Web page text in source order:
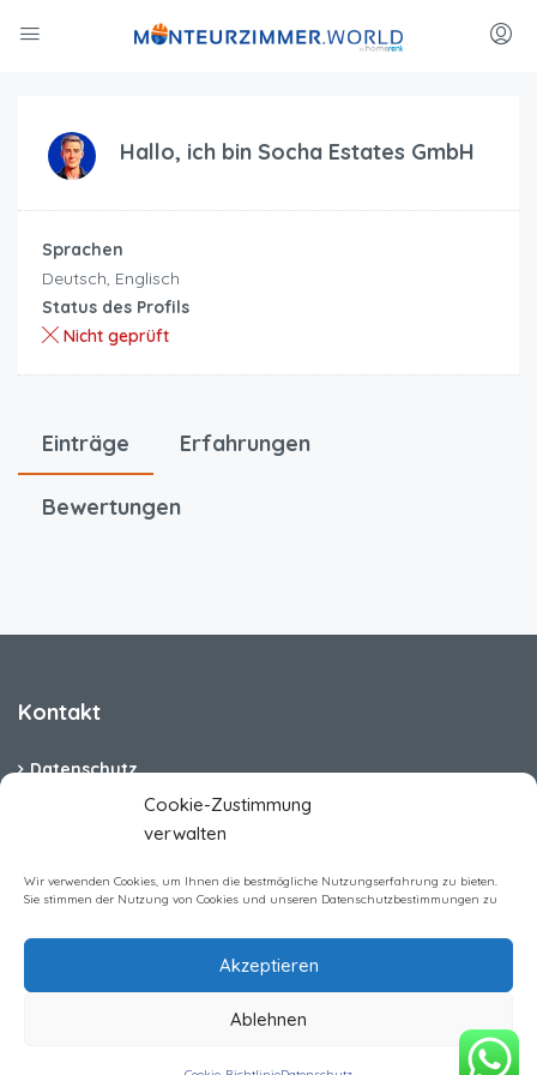
Cookie-Zustimmung
verwalten
Wir verwenden Cookies, um Ihnen die bestmögliche Nutzungserfahrung zu bieten.
Sie stimmen der Nutzung von Cookies und unseren Datenschutzbestimmungen zu
Akzeptieren
Ablehnen
Hallo, ich bin Socha Estates GmbH
Sprachen
Deutsch, Englisch
Status des Profils
Nicht geprüft
Einträge Erfahrungen
Bewertungen
Kontakt
Datenschutz
Cookie-Richtlinie (EU)
Barrierefreiheit
Homerent Immobilien GmbH All rights reserved